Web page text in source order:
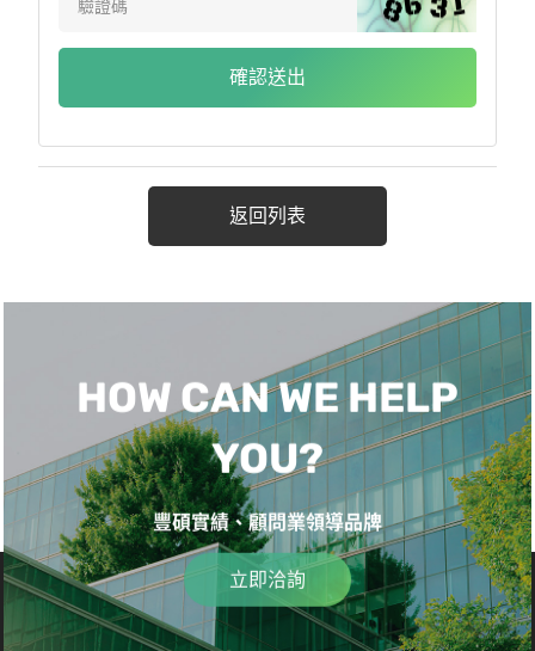
確認送出
返回列表
HOW CAN WE HELP
YOU?
豐碩實績、顧問業領導品牌
立即洽詢